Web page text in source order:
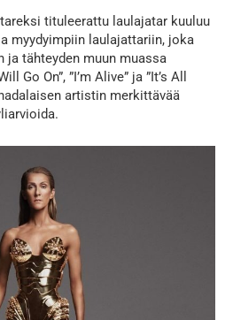
tituleerattu laulajatar kuuluu
myydyimpiin laulajattariin, joka
ja tähteyden muun muassa
Go On”, ”I’m Alive” ja ”It’s All
artistin merkittävää